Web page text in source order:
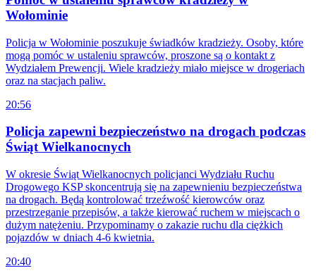
Wołominie
Policja w Wołominie poszukuje świadków kradzieży. Osoby, które
mogą pomóc w ustaleniu sprawców, proszone są o kontakt z
Wydziałem Prewencji. Wiele kradzieży miało miejsce w drogeriach
oraz na stacjach paliw.
20:56
Policja zapewni bezpieczeństwo na drogach podczas
Świąt Wielkanocnych
W okresie Świąt Wielkanocnych policjanci Wydziału Ruchu
Drogowego KSP skoncentrują się na zapewnieniu bezpieczeństwa
na drogach. Będą kontrolować trzeźwość kierowców oraz
przestrzeganie przepisów, a także kierować ruchem w miejscach o
dużym natężeniu. Przypominamy o zakazie ruchu dla ciężkich
pojazdów w dniach 4-6 kwietnia.
20:40